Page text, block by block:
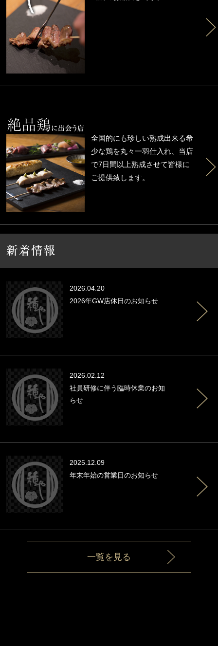
全国的にも珍しい熟成出来る希
少な鶏を丸々一羽仕入れ、当店
で7日間以上熟成させて皆様に
ご提供致します。
2026.04.20
2026年GW店休日のお知らせ
2026.02.12
社員研修に伴う臨時休業のお知
らせ
2025.12.09
年末年始の営業日のお知らせ
一覧を見る